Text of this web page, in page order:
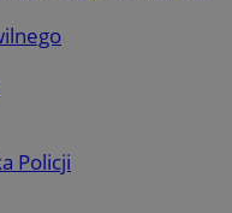
Policji